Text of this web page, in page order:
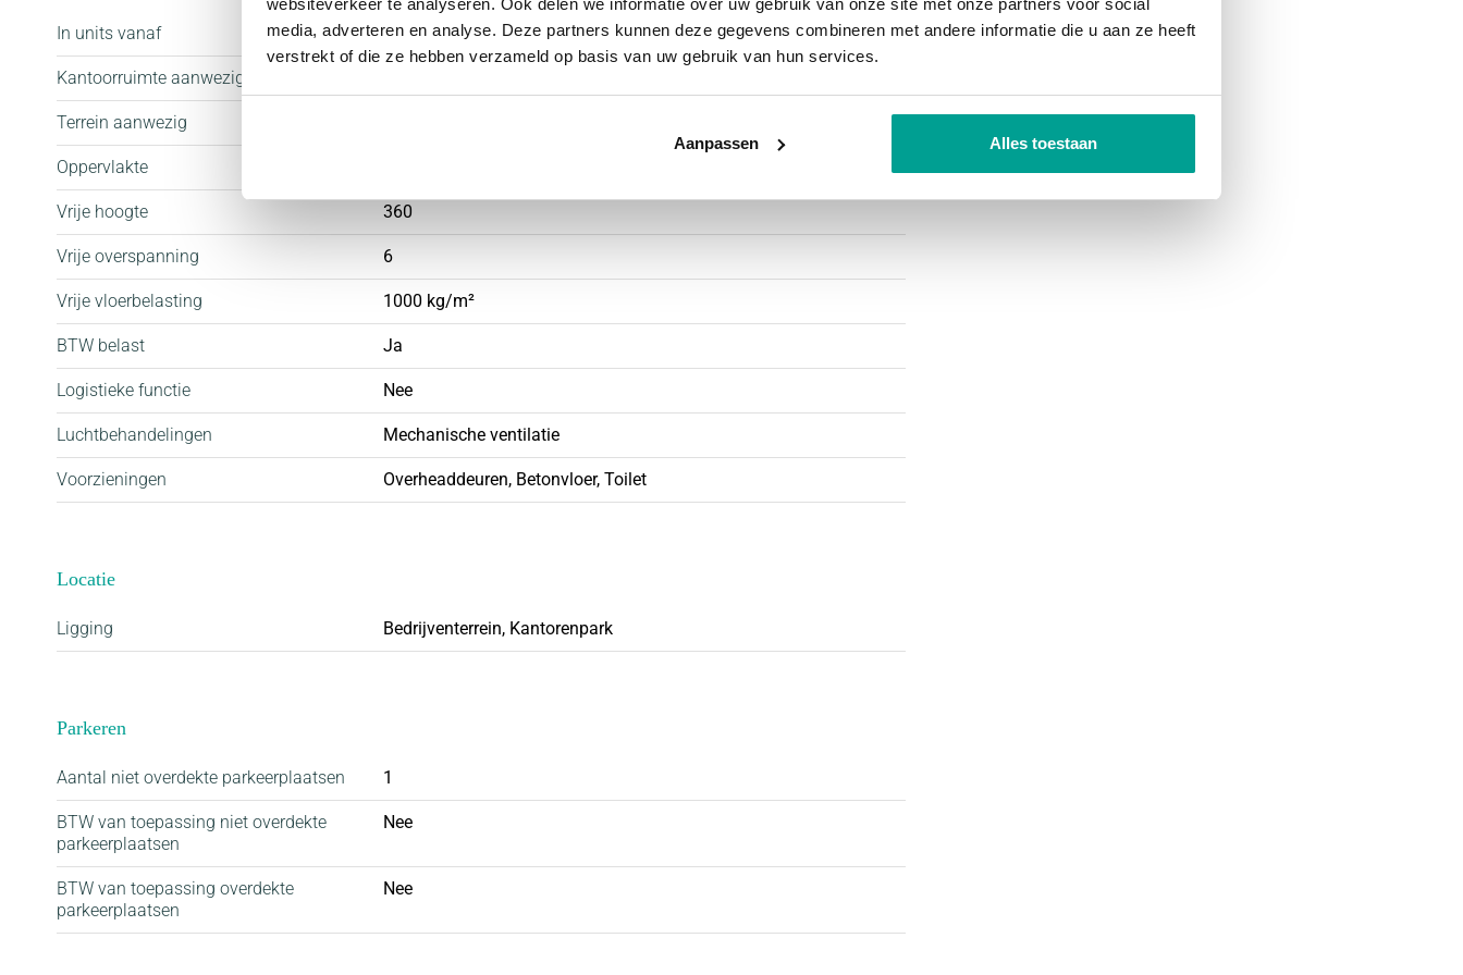
websiteverkeer te analyseren. Ook delen we informatie over uw gebruik van onze site met onze partners voor social
media, adverteren en analyse. Deze partners kunnen deze gegevens combineren met andere informatie die u aan ze heeft
verstrekt of die ze hebben verzameld op basis van uw gebruik van hun services.
Aanpassen Alles toestaan
op 5 autominuten afstand.
Parkeren:
Tot het gehuurde behoort 1 parkeerplaats.
Voorzieningen:
De ruimte wordt als volgt opgeleverd:
- handmatig bedienbare overheaddeur (3,00 x 3,60);
- maximale vloerbelasting begane grond 1.000 m2 kg/m2;
- maximale vloerbelasting 1ste verdieping bedraagt 500 kg/m²;
- vrije hoogte ca. 3,60 meter:
- verwarming middels radiatoren;
- verlichting middels armaturen;
- toiletruimte met fonteintje;
- meerdere elektra aansluitpunten (230V);
Vooruitbetaling per maand.
€ 35,- per maand exclusief BTW
Oplevering:
In overleg.
Huurtermijn:
5 jaar met een aansluitende verlengingsperiode van telkens 5 jaar. Kortere huurperiode
In units vanaf 87 m²
Kantoorruimte aanwezig
Terrein aanwezig
Oppervlakte
Vrije hoogte 360
Vrije overspanning 6
Vrije vloerbelasting 1000 kg/m²
BTW belast Ja
Logistieke functie Nee
Luchtbehandelingen Mechanische ventilatie
Voorzieningen Overheaddeuren, Betonvloer, Toilet
Locatie
Ligging Bedrijventerrein, Kantorenpark
Parkeren
Aantal niet overdekte parkeerplaatsen 1
BTW van toepassing niet overdekte
parkeerplaatsen
Nee
BTW van toepassing overdekte
parkeerplaatsen
Nee